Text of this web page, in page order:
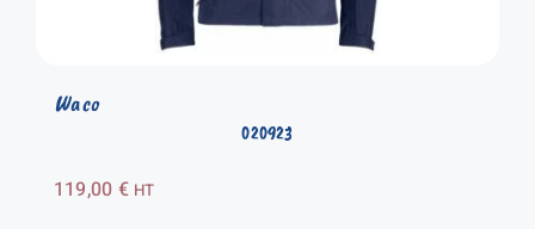
020923
Waco
119,00 € HT